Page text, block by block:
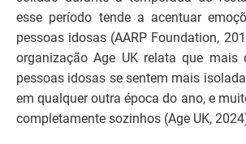
esse período tende a acentuar
pessoas idosas (AARP Foundation,
organização Age UK relata que
pessoas idosas se sentem mais
em qualquer outra época do ano, e
completamente sozinhos (Age UK,